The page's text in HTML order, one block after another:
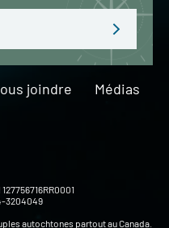
joindre
Médias
3204049
autochtones partout au Canada.